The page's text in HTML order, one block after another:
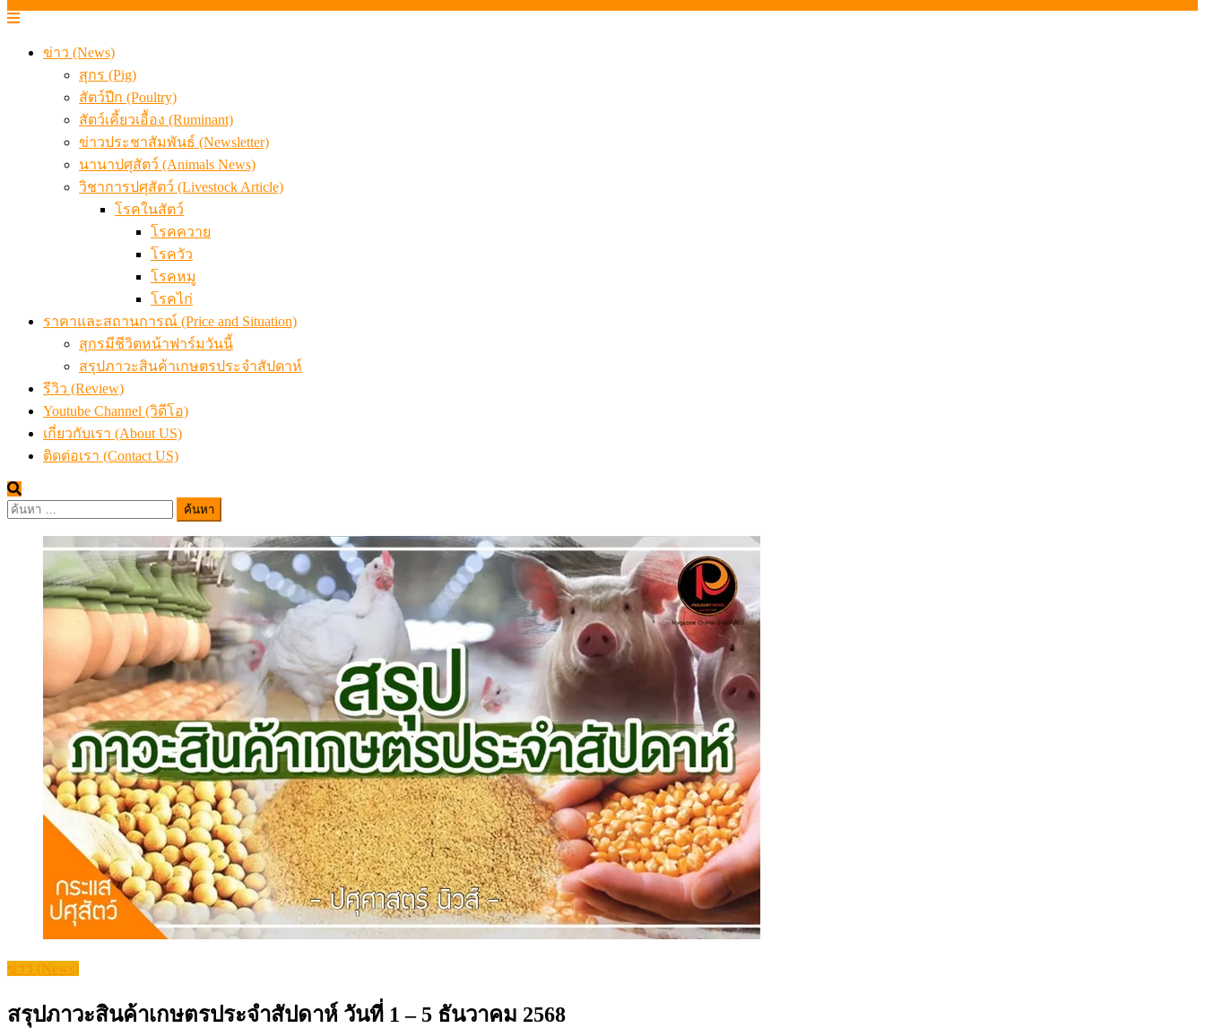
ข่าว (News)
สุกร (Pig)
สัตว์ปีก (Poultry)
สัตว์เคี้ยวเอื้อง (Ruminant)
ข่าวประชาสัมพันธ์ (Newsletter)
นานาปศุสัตว์ (Animals News)
วิชาการปศุสัตว์ (Livestock Article)
โรคในสัตว์
โรคควาย
โรควัว
โรคหมู
โรคไก่
ราคาและสถานการณ์ (Price and Situation)
สุกรมีชีวิตหน้าฟาร์มวันนี้
สรุปภาวะสินค้าเกษตรประจำสัปดาห์
รีวิว (Review)
Youtube Channel (วิดีโอ)
เกี่ยวกับเรา (About US)
ติดต่อเรา (Contact US)
ค้นหา
ข่าว (News)
สรุปภาวะสินค้าเกษตรประจำสัปดาห์ วันที่ 1 – 5 ธันวาคม 2568